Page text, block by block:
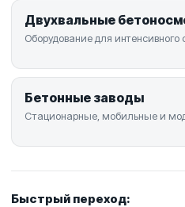
Двухвальные
Оборудование для
Бетонные заводы
Стационарные, мобильные и
Быстрый переход: